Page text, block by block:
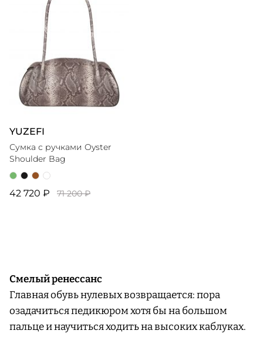
YUZEFI
Сумка с ручками Oyster
Shoulder Bag
42 720 ₽ 71 200 ₽
Смелый ренессанс
Главная обувь нулевых возвращается: пора
озадачиться педикюром хотя бы на большом
пальце и научиться ходить на высоких каблуках.